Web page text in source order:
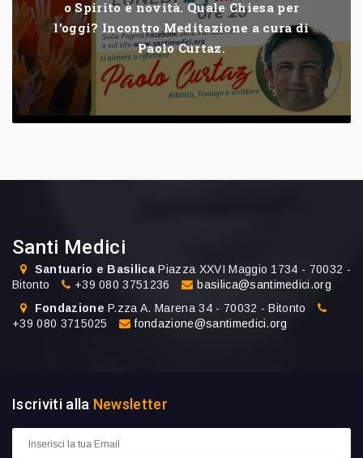
o Spirito è novità. Quale Chiesa per
l'oggi? Incontro Meditazione a cura di
Paolo Curtaz.
Santi Medici
Santuario e Basilica Piazza XXVI Maggio 1734 - 70032 -
Bitonto
+39 080 3751236
basilica@santimedici.org
Fondazione P.zza A. Marena 34 - 70032 - Bitonto
+39 080 3715025
fondazione@santimedici.org
Iscriviti alla Newsletter